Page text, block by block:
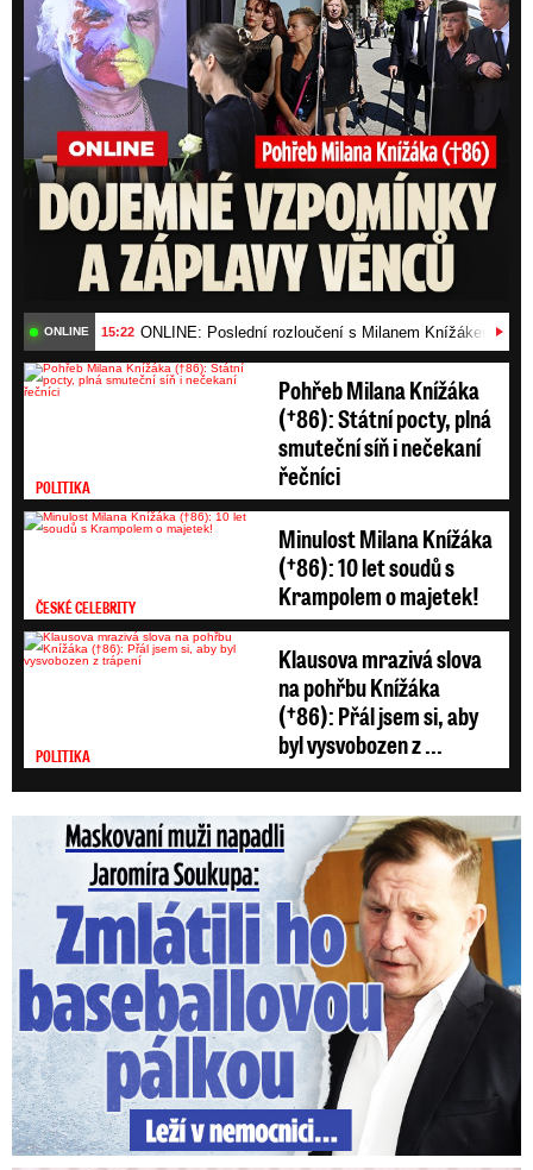
ONLINE 15:22 ONLINE: Poslední rozloučení s Milanem Knížákem
POLITIKA
Pohřeb Milana Knížáka
(†86): Státní pocty, plná
smuteční síň i nečekaní
řečníci
ČESKÉ CELEBRITY
Minulost Milana Knížáka
(†86): 10 let soudů s
Krampolem o majetek!
POLITIKA
Klausova mrazivá slova
na pohřbu Knížáka
(†86): Přál jsem si, aby
byl vysvobozen z ...
Maskovaní muži napadli Jaromíra Soukupa: Krvavá nakládačka